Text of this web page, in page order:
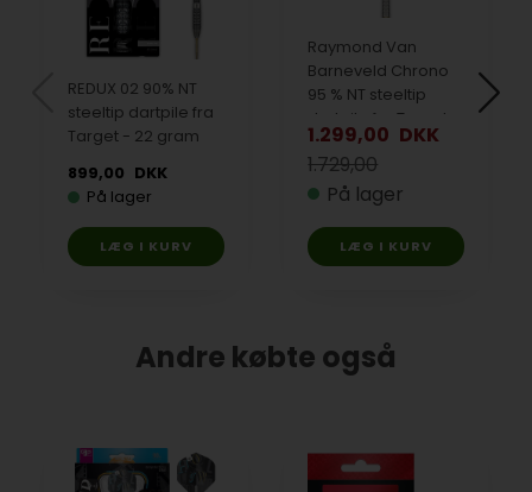
REDUX 02 90% NT
steeltip dartpile fra
Target - 22 gram
899,00 DKK
På lager
Raymond Van
Barneveld Chrono
95 % NT steeltip
dartpile fra Target -
23 gram
1.299,00 DKK
1.729,00
På lager
Andre købte også